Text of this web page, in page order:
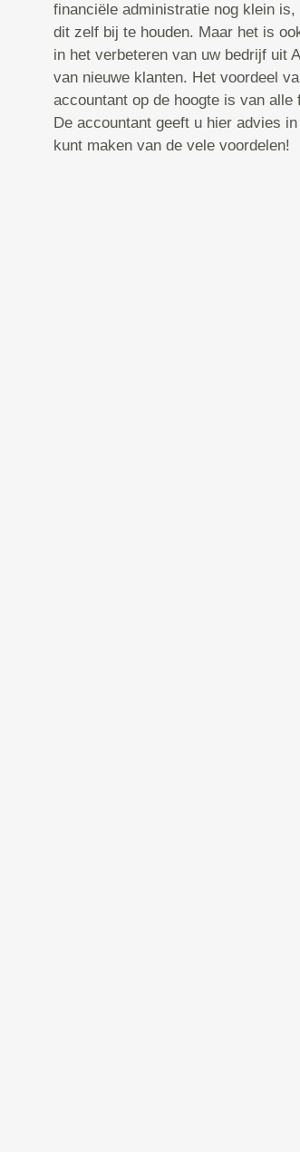
financiële administratie nog klein
dit zelf bij te houden. Maar het is
in het verbeteren van uw bedrijf uit
van nieuwe klanten. Het voordeel
accountant op de hoogte is van alle
De accountant geeft u hier advies
kunt maken van de vele voordelen!